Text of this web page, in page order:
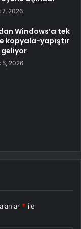
7, 2026
Windows’a tek
kopyala-yapıştır
5, 2026
* ile